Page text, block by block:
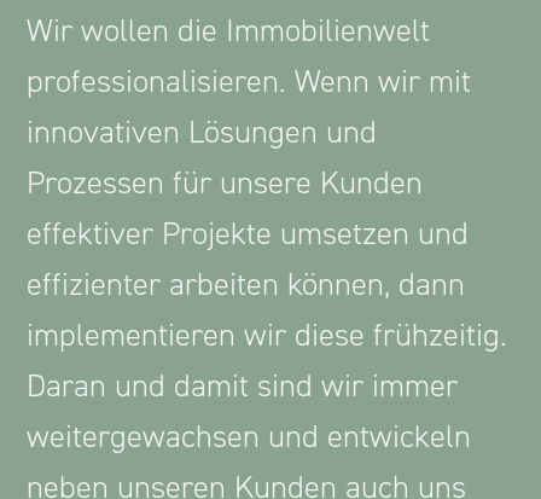
Wir wollen die Immobilienwelt
professionalisieren. Wenn wir mit
innovativen Lösungen und
Prozessen für unsere Kunden
effektiver Projekte umsetzen und
effizienter arbeiten können, dann
implementieren wir diese frühzeitig.
Daran und damit sind wir immer
weitergewachsen und entwickeln
neben unseren Kunden auch uns